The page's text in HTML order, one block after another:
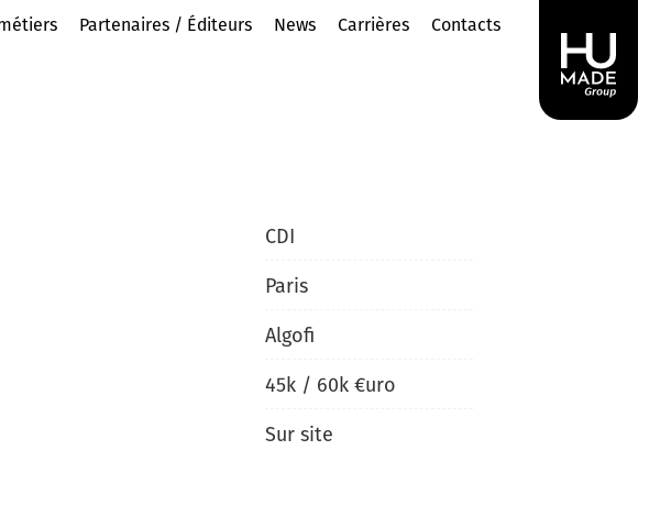
Partenaires / Éditeurs News Carrières Contacts
CDI
Paris
Algofi
45k / 60k€uro
Sur site